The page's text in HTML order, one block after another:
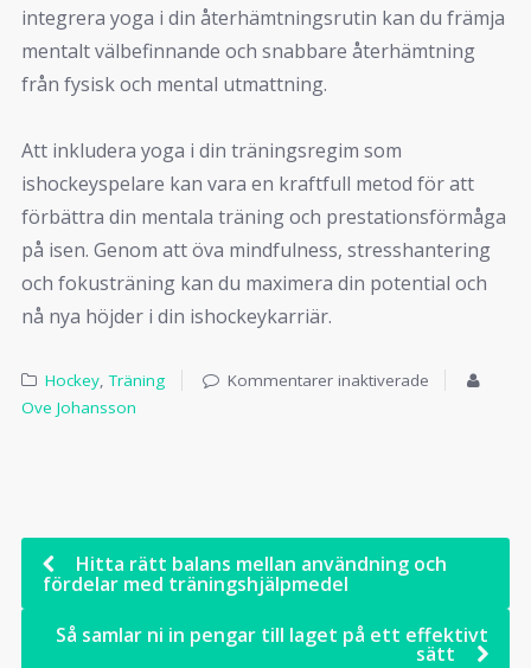
integrera yoga i din återhämtningsrutin kan du främja
mentalt välbefinnande och snabbare återhämtning
från fysisk och mental utmattning.
Att inkludera yoga i din träningsregim som
ishockeyspelare kan vara en kraftfull metod för att
förbättra din mentala träning och prestationsförmåga
på isen. Genom att öva mindfulness, stresshantering
och fokusträning kan du maximera din potential och
nå nya höjder i din ishockeykarriär.
Hockey,Träning
Kommentarer inaktiverade
Ove Johansson
Hitta rätt balans mellan användning och
fördelar med träningshjälpmedel
Så samlar ni in pengar till laget på ett effektivt
sätt